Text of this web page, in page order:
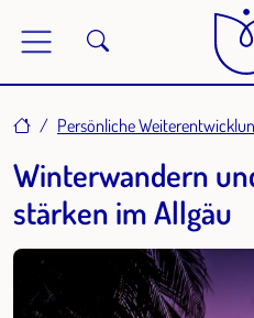
HomePersönliche
Winterwandern
stärken im Allgäu